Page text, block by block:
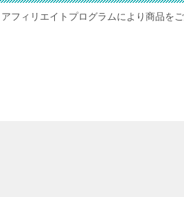
フィリエイトプログラムにより商品を